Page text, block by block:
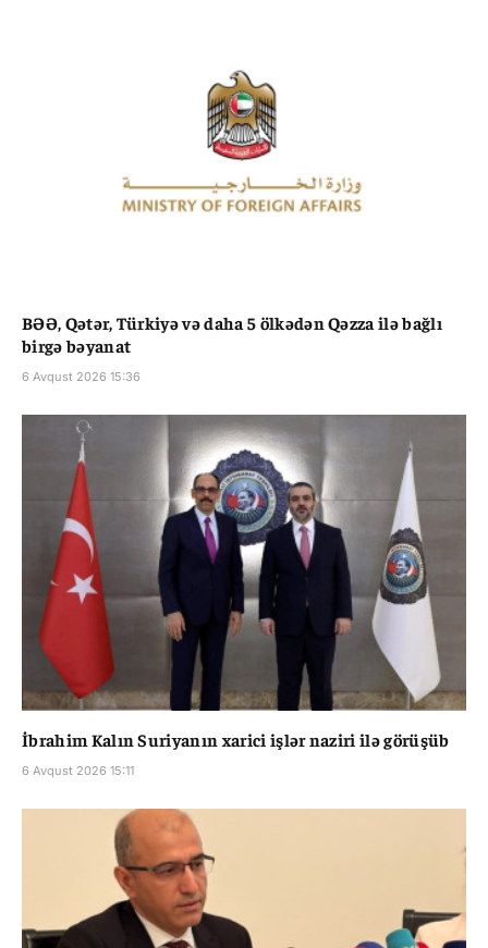
BƏƏ, Qətər, Türkiyə və daha 5 ölkədən Qəzza ilə bağlı
birgə bəyanat
6 Avqust 2026 15:36
İbrahim Kalın Suriyanın xarici işlər naziri ilə görüşüb
6 Avqust 2026 15:11